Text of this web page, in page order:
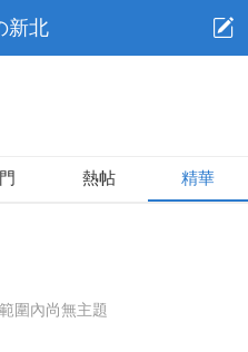
新北
熱帖 精華
圍內尚無主題